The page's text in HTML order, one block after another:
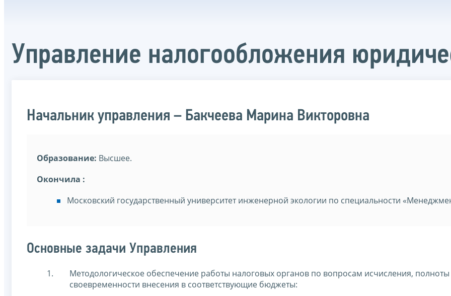
Управление налогообложения
Начальник управления – Бакчеева Марина Викторовна
Образование: Высшее.
Окончила :
Московский государственный университет инженерной экологии по специальности
Основные задачи Управления
Методологическое обеспечение работы налоговых органов по вопросам исчисления, полноты
своевременности внесения в соответствующие бюджеты: